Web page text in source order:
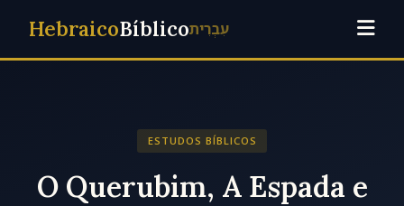
HebraicoBíblicoעִבְרִית
ESTUDOS BÍBLICOS
O Querubim, A Espada e